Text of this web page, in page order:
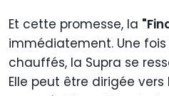
Et cette promesse, la
immédiatement. Une
chauffés, la Supra se
Elle peut être dirigée